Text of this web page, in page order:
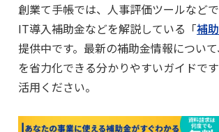
創業て手帳では、人事評価ツールなど
IT導入補助金などを解説している「補
提供中です。最新の補助金情報につい
を省力化できる分かりやすいガイドで
活用ください。